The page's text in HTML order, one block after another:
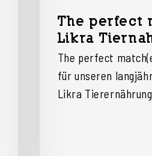
The perfect
Likra
The perfect
für unseren
Likra